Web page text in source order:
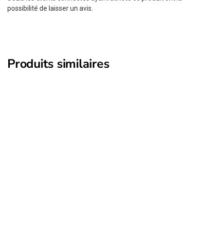
possibilité de laisser un avis.
Produits similaires